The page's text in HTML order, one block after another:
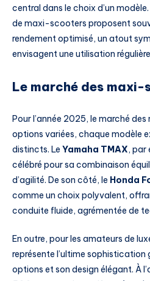
central dans le choix d’un
de maxi-scooters proposent
rendement optimisé, un atout
envisagent une utilisation
Le marché des maxi-
Pour l’année 2025, le marché
options variées, chaque modèle
distincts. Le Yamaha TMAX, par
célébré pour sa combinaison
d’agilité. De son côté, le Honda
comme un choix polyvalent,
conduite fluide, agrémentée de
En outre, pour les amateurs de
représente l’ultime sophistication
options et son design élégant. À